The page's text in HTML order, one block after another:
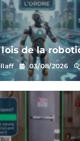
lois de la
03/08/2026